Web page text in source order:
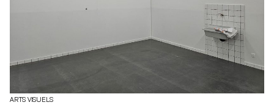
ARTS VISUELS